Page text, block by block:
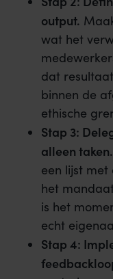
output.
wat het
dat
binnen de
ethische
Stap 3:
alleen taken.
een lijst
het
is het
echt
Stap 4: